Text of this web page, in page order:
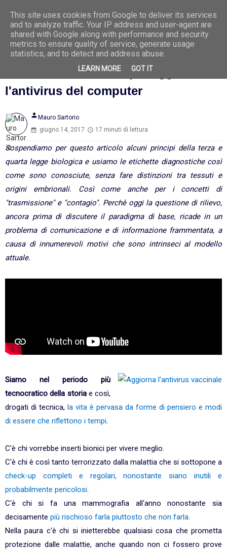
9 Ago
2026
Vaccìnati. E tieni sempre aggiornato
l'antivirus del computer
person Mauro Sartorio
giugno 14, 2017
17 minuti di lettura
Sospendiamo per questo articolo alcuni principi della terza e
quarta legge biologica e usiamo le etichette diagnostiche così
come sono conosciute, senza fare distinzioni tra tessuti e
origini embrionali. Così come anche per i concetti di
"trasmissione" e "contagio". Perchè oggi la questione di rilievo,
ancora prima di discutere il paradigma di base, ricade in un
problema di comunicazione e di informazione frammentata, a
causa di innumerevoli motivi che sono intrinseci al modello
attuale.
Siamo nel periodo più
tecnocratico della storiae così,
drogati di tecnica, la vita è pervasa da forme di pensiero e modi
di essere che riflettono i tempi.
C'è chi vorrebbe inserti bionici per vivere meglio.
C'è chi è così tanto terrorizzato dalla malattia che si sottopone a
check-up completi e regolari, nonostante siano inutili e
probabilmente pericolosi.
C'è chi si fa una mammografia all'anno nonostante sia
decisamente più rischioso farla piuttosto che non farla.
Nella paura c'è chi si inietterebbe qualsiasi cosa che prometta
protezione dalle malattie, anche quando non ci fossero prove
This site uses cookies from Google to deliver its services
and to analyze traffic. Your IP address and user-agent are
shared with Google along with performance and security
metrics to ensure quality of service, generate usage
statistics, and to detect and address abuse.
LEARN MORE GOT IT